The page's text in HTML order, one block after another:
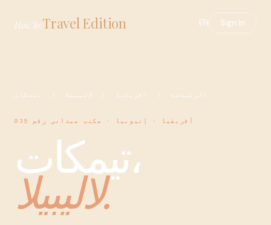
HowTo:Travel Edition EN Sign In
الرئيسية أفريقيا لاليبيلا / تيمكات
أفريقيا · إثيوبيا · مكتب ميداني رقم 035
تيمكات،
لاليبيلا.